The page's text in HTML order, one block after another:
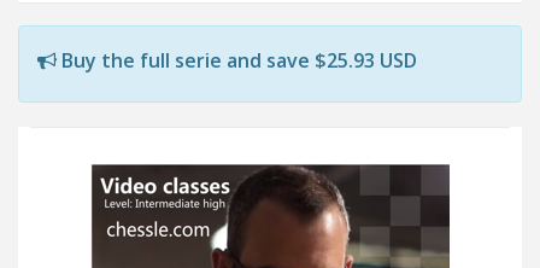
Buy the full serie and save $25.93 USD